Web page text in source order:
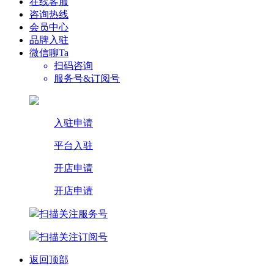
咨询热线
会员中心
品牌入驻
微信聊Ta
扫码咨询
服务号&订阅号
入驻申请
平台入驻
开店申请
开店申请
扫描关注服务号
扫描关注订阅号
返回顶部